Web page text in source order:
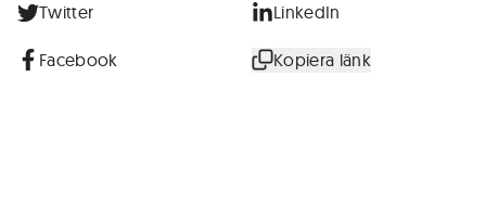
Twitter LinkedIn
Facebook Kopiera länk